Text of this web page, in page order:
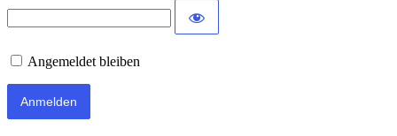
Angemeldet bleiben